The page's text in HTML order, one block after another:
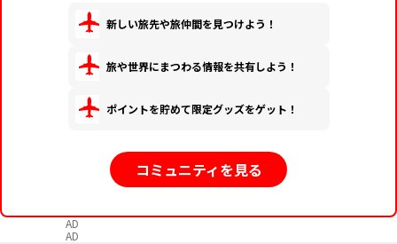
新しい旅先や旅仲間を見つけよう！
旅や世界にまつわる情報を共有しよう！
ポイントを貯めて限定グッズをゲット！
コミュニティを見る
AD
AD